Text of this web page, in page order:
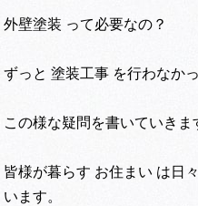
外壁塗装 って必要なの？
ずっと 塗装工事 を行わなか
この様な疑問を書いていきま
皆様が暮らす お住まい は日
います。